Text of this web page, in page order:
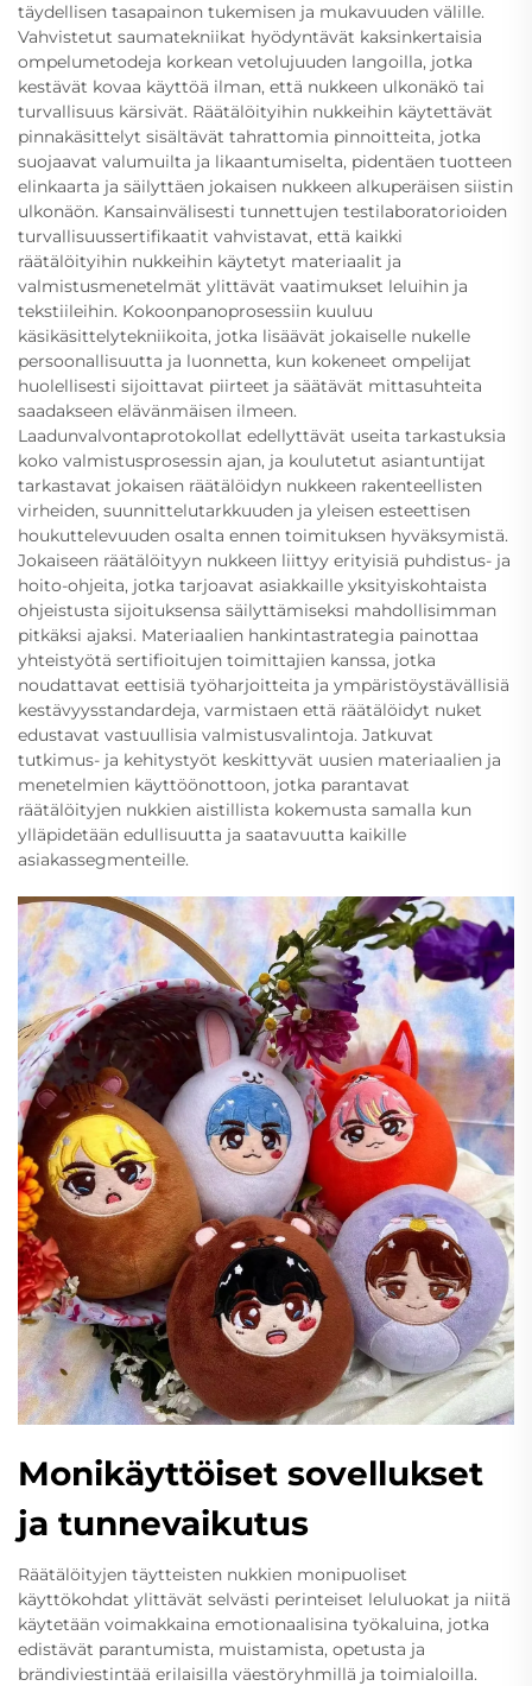
täydellisen tasapainon tukemisen ja mukavuuden välille.
Vahvistetut saumatekniikat hyödyntävät kaksinkertaisia
ompelumetodeja korkean vetolujuuden langoilla, jotka
kestävät kovaa käyttöä ilman, että nukkeen ulkonäkö tai
turvallisuus kärsivät. Räätälöityihin nukkeihin käytettävät
pinnakäsittelyt sisältävät tahrattomia pinnoitteita, jotka
suojaavat valumuilta ja likaantumiselta, pidentäen tuotteen
elinkaarta ja säilyttäen jokaisen nukkeen alkuperäisen siistin
ulkonäön. Kansainvälisesti tunnettujen testilaboratorioiden
turvallisuussertifikaatit vahvistavat, että kaikki
räätälöityihin nukkeihin käytetyt materiaalit ja
valmistusmenetelmät ylittävät vaatimukset leluihin ja
tekstiileihin. Kokoonpanoprosessiin kuuluu
käsikäsittelytekniikoita, jotka lisäävät jokaiselle nukelle
persoonallisuutta ja luonnetta, kun kokeneet ompelijat
huolellisesti sijoittavat piirteet ja säätävät mittasuhteita
saadakseen elävänmäisen ilmeen.
Laadunvalvontaprotokollat edellyttävät useita tarkastuksia
koko valmistusprosessin ajan, ja koulutetut asiantuntijat
tarkastavat jokaisen räätälöidyn nukkeen rakenteellisten
virheiden, suunnittelutarkkuuden ja yleisen esteettisen
houkuttelevuuden osalta ennen toimituksen hyväksymistä.
Jokaiseen räätälöityyn nukkeen liittyy erityisiä puhdistus- ja
hoito-ohjeita, jotka tarjoavat asiakkaille yksityiskohtaista
ohjeistusta sijoituksensa säilyttämiseksi mahdollisimman
pitkäksi ajaksi. Materiaalien hankintastrategia painottaa
yhteistyötä sertifioitujen toimittajien kanssa, jotka
noudattavat eettisiä työharjoitteita ja ympäristöystävällisiä
kestävyysstandardeja, varmistaen että räätälöidyt nuket
edustavat vastuullisia valmistusvalintoja. Jatkuvat
tutkimus- ja kehitystyöt keskittyvät uusien materiaalien ja
menetelmien käyttöönottoon, jotka parantavat
räätälöityjen nukkien aistillista kokemusta samalla kun
ylläpidetään edullisuutta ja saatavuutta kaikille
asiakassegmenteille.
Monikäyttöiset sovellukset
ja tunnevaikutus
Räätälöityjen täytteisten nukkien monipuoliset
käyttökohdat ylittävät selvästi perinteiset leluluokat ja niitä
käytetään voimakkaina emotionaalisina työkaluina, jotka
edistävät parantumista, muistamista, opetusta ja
brändiviestintää erilaisilla väestöryhmillä ja toimialoilla.